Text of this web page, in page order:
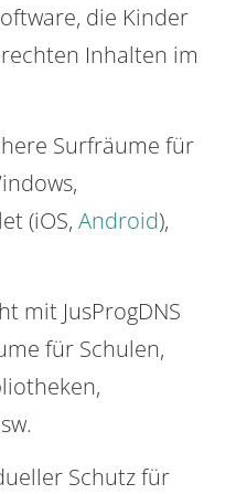
die Kinder
Inhalten im
Surfräume für
(iOS, Android),
mit JusProgDNS
für Schulen,
Schutz für